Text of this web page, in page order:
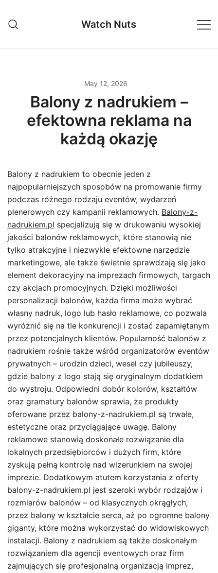
content
Watch Nuts
May 12, 2026
Balony z nadrukiem –
efektowna reklama na
każdą okazję
Balony z nadrukiem to obecnie jeden z
najpopularniejszych sposobów na promowanie firmy
podczas różnego rodzaju eventów, wydarzeń
plenerowych czy kampanii reklamowych. Balony-z-
nadrukiem.pl specjalizują się w drukowaniu wysokiej
jakości balonów reklamowych, które stanowią nie
tylko atrakcyjne i niezwykle efektowne narzędzie
marketingowe, ale także świetnie sprawdzają się jako
element dekoracyjny na imprezach firmowych, targach
czy akcjach promocyjnych. Dzięki możliwości
personalizacji balonów, każda firma może wybrać
własny nadruk, logo lub hasło reklamowe, co pozwala
wyróżnić się na tle konkurencji i zostać zapamiętanym
przez potencjalnych klientów. Popularność balonów z
nadrukiem rośnie także wśród organizatorów eventów
prywatnych – urodzin dzieci, wesel czy jubileuszy,
gdzie balony z logo stają się oryginalnym dodatkiem
do wystroju. Odpowiedni dobór kolorów, kształtów
oraz gramatury balonów sprawia, że produkty
oferowane przez balony-z-nadrukiem.pl są trwałe,
estetyczne oraz przyciągające uwagę. Balony
reklamowe stanowią doskonałe rozwiązanie dla
lokalnych przedsiębiorców i dużych firm, które
zyskują pełną kontrolę nad wizerunkiem na swojej
imprezie. Dodatkowym atutem korzystania z oferty
balony-z-nadrukiem.pl jest szeroki wybór rodzajów i
rozmiarów balonów – od klasycznych okrągłych,
przez balony w kształcie serca, aż po ogromne balony
giganty, które można wykorzystać do widowiskowych
instalacji. Balony z nadrukiem są także doskonałym
rozwiązaniem dla agencji eventowych oraz firm
zajmujących się profesjonalną organizacją imprez,